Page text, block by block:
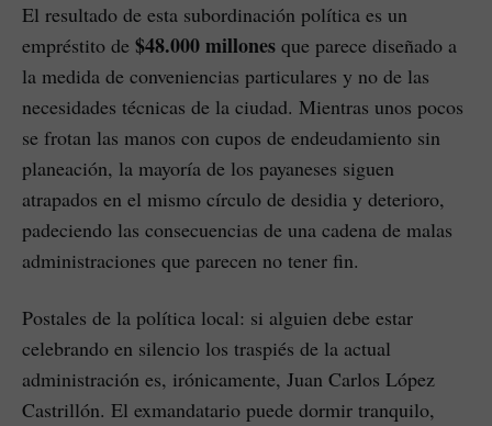
El resultado de esta subordinación política es un
empréstito de $48.000 millones que parece diseñado a
la medida de conveniencias particulares y no de las
necesidades técnicas de la ciudad. Mientras unos pocos
se frotan las manos con cupos de endeudamiento sin
planeación, la mayoría de los payaneses siguen
atrapados en el mismo círculo de desidia y deterioro,
padeciendo las consecuencias de una cadena de malas
administraciones que parecen no tener fin.
Postales de la política local: si alguien debe estar
celebrando en silencio los traspiés de la actual
administración es, irónicamente, Juan Carlos López
Castrillón. El exmandatario puede dormir tranquilo,